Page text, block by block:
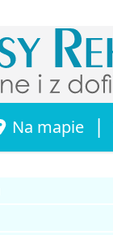
Na mapie |